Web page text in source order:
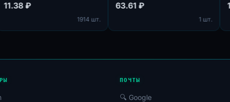
11.38 ₽
1914 шт.
+92 (Пакистан). Возраст
аккаунтов: 3+ дней. Страна
регистрации: Пакистан.
63.61 ₽
ПОЧТЫ
🔍 Google